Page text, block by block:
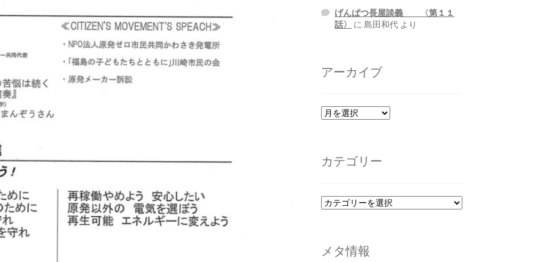
げんぱつ長屋談義 〈第１１
話〉
に島田和代 より
アーカイブ
ア
ブ
カテゴリー
カ
ー
メタ情報